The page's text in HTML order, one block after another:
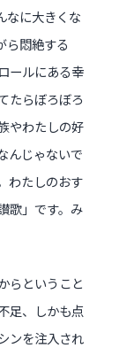
なに大きくな
ら悶絶する
ールにある幸
たらぼろぼろ
やわたしの好
んじゃないで
わたしのおす
歌」です。み
らということ
足、しかも点
ンを注入され